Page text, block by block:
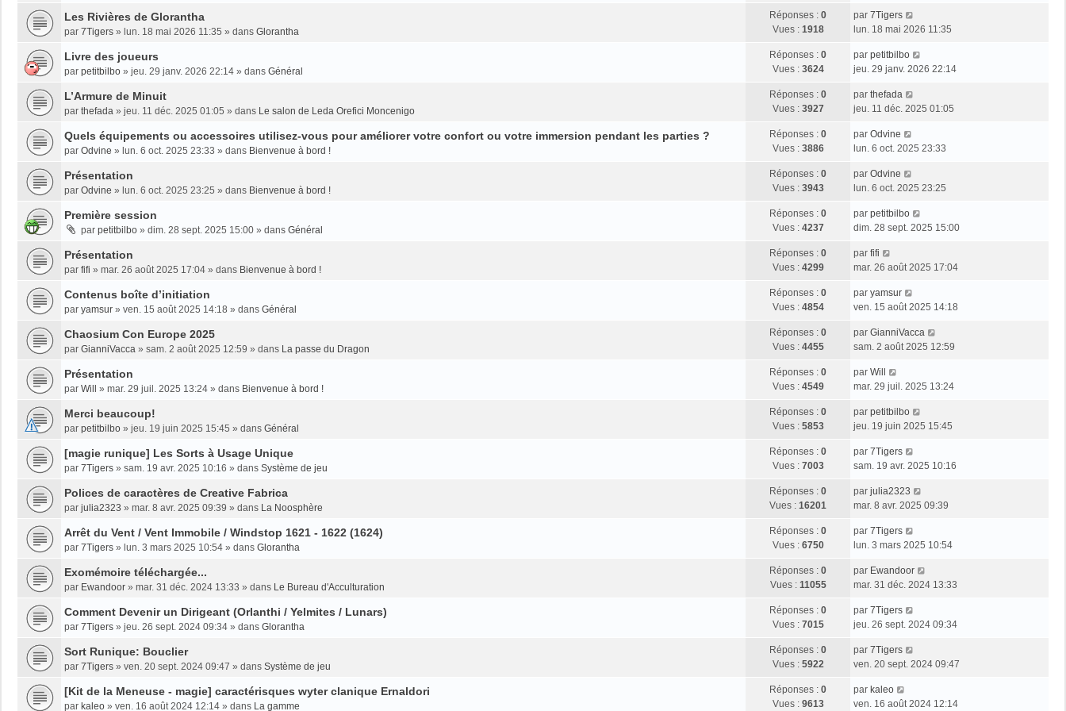
Les Rivières de Glorantha
par 7Tigers » lun. 18 mai 2026 11:35 » dans Glorantha
Réponses : 0
Vues : 1918
par 7Tigers
lun. 18 mai 2026 11:35
Livre des joueurs
par petitbilbo » jeu. 29 janv. 2026 22:14 » dans Général
Réponses : 0
Vues : 3624
par petitbilbo
jeu. 29 janv. 2026 22:14
L’Armure de Minuit
par thefada » jeu. 11 déc. 2025 01:05 » dans Le salon de Leda Orefici Moncenigo
Réponses : 0
Vues : 3927
par thefada
jeu. 11 déc. 2025 01:05
Quels équipements ou accessoires utilisez-vous pour améliorer votre confort ou votre immersion pendant les parties ?
par Odvine » lun. 6 oct. 2025 23:33 » dans Bienvenue à bord !
Réponses : 0
Vues : 3886
par Odvine
lun. 6 oct. 2025 23:33
Présentation
par Odvine » lun. 6 oct. 2025 23:25 » dans Bienvenue à bord !
Réponses : 0
Vues : 3943
par Odvine
lun. 6 oct. 2025 23:25
Première session
par petitbilbo » dim. 28 sept. 2025 15:00 » dans Général
Réponses : 0
Vues : 4237
par petitbilbo
dim. 28 sept. 2025 15:00
Présentation
par fifi » mar. 26 août 2025 17:04 » dans Bienvenue à bord !
Réponses : 0
Vues : 4299
par fifi
mar. 26 août 2025 17:04
Contenus boîte d’initiation
par yamsur » ven. 15 août 2025 14:18 » dans Général
Réponses : 0
Vues : 4854
par yamsur
ven. 15 août 2025 14:18
Chaosium Con Europe 2025
par GianniVacca » sam. 2 août 2025 12:59 » dans La passe du Dragon
Réponses : 0
Vues : 4455
par GianniVacca
sam. 2 août 2025 12:59
Présentation
par Will » mar. 29 juil. 2025 13:24 » dans Bienvenue à bord !
Réponses : 0
Vues : 4549
par Will
mar. 29 juil. 2025 13:24
Merci beaucoup!
par petitbilbo » jeu. 19 juin 2025 15:45 » dans Général
Réponses : 0
Vues : 5853
par petitbilbo
jeu. 19 juin 2025 15:45
[magie runique] Les Sorts à Usage Unique
par 7Tigers » sam. 19 avr. 2025 10:16 » dans Système de jeu
Réponses : 0
Vues : 7003
par 7Tigers
sam. 19 avr. 2025 10:16
Polices de caractères de Creative Fabrica
par julia2323 » mar. 8 avr. 2025 09:39 » dans La Noosphère
Réponses : 0
Vues : 16201
par julia2323
mar. 8 avr. 2025 09:39
Arrêt du Vent / Vent Immobile / Windstop 1621 - 1622 (1624)
par 7Tigers » lun. 3 mars 2025 10:54 » dans Glorantha
Réponses : 0
Vues : 6750
par 7Tigers
lun. 3 mars 2025 10:54
Exomémoire téléchargée...
par Ewandoor » mar. 31 déc. 2024 13:33 » dans Le Bureau d'Acculturation
Réponses : 0
Vues : 11055
par Ewandoor
mar. 31 déc. 2024 13:33
Comment Devenir un Dirigeant (Orlanthi / Yelmites / Lunars)
par 7Tigers » jeu. 26 sept. 2024 09:34 » dans Glorantha
Réponses : 0
Vues : 7015
par 7Tigers
jeu. 26 sept. 2024 09:34
Sort Runique: Bouclier
par 7Tigers » ven. 20 sept. 2024 09:47 » dans Système de jeu
Réponses : 0
Vues : 5922
par 7Tigers
ven. 20 sept. 2024 09:47
[Kit de la Meneuse - magie] caractérisques wyter clanique Ernaldori
par kaleo » ven. 16 août 2024 12:14 » dans La gamme
Réponses : 0
Vues : 9613
par kaleo
ven. 16 août 2024 12:14